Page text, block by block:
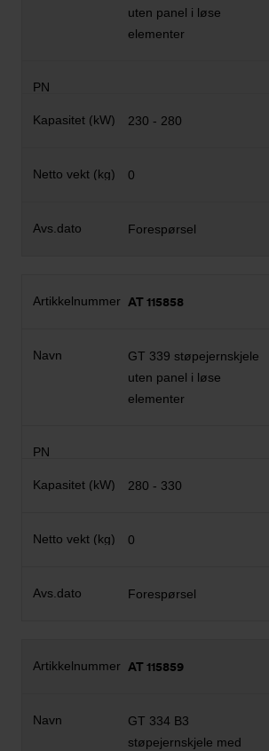
uten panel i løse
elementer
230 - 280
0
Forespørsel
AT 115858
GT 339 støpejernskjele
uten panel i løse
elementer
280 - 330
0
Forespørsel
AT 115859
GT 334 B3
støpejernskjele med